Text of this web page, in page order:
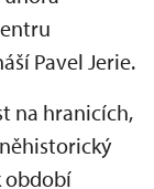
Pavel Jerie.
na hranicích,
období